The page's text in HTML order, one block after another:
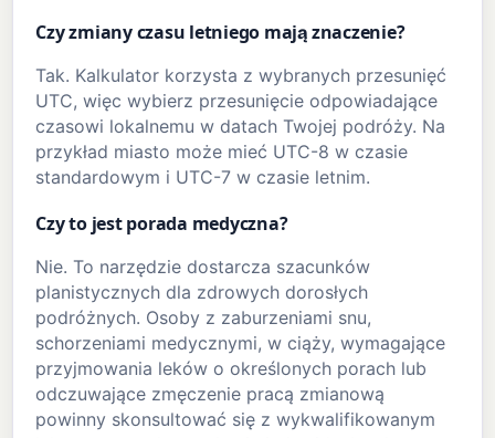
Czy zmiany czasu letniego mają znaczenie?
Tak. Kalkulator korzysta z wybranych przesunięć
UTC, więc wybierz przesunięcie odpowiadające
czasowi lokalnemu w datach Twojej podróży. Na
przykład miasto może mieć UTC-8 w czasie
standardowym i UTC-7 w czasie letnim.
Czy to jest porada medyczna?
Nie. To narzędzie dostarcza szacunków
planistycznych dla zdrowych dorosłych
podróżnych. Osoby z zaburzeniami snu,
schorzeniami medycznymi, w ciąży, wymagające
przyjmowania leków o określonych porach lub
odczuwające zmęczenie pracą zmianową
powinny skonsultować się z wykwalifikowanym